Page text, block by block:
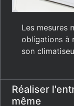
Les mesures
obligations à
son
Réaliser
même